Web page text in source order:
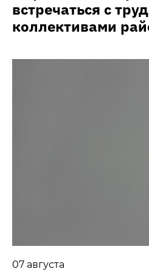
встречаться с
коллективами
07 августа